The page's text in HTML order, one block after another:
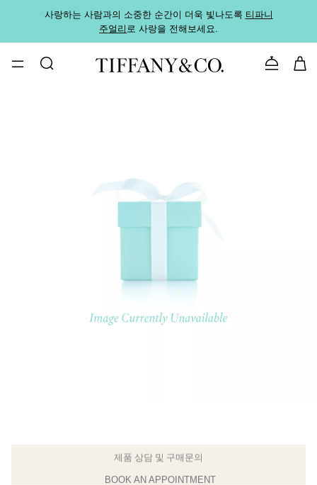
사랑하는 사람과의 소중한 순간이 더욱 빛나도록 티파니
주얼리로 사랑을 전해보세요.
문의하기
BOOK AN APPOINTMENT